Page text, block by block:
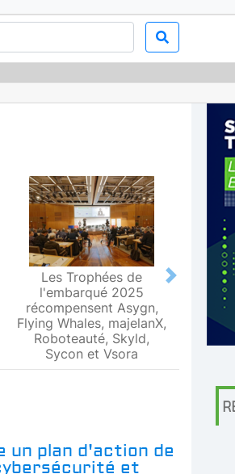
Les Trophées de
l'embarqué 2025
récompensent Asygn,
Flying Whales, majelanX,
Roboteauté, Skyld,
Sycon et Vsora
Le
Next
un plan d'action de
et